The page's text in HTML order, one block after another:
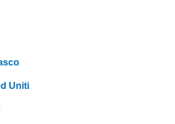
Uniti